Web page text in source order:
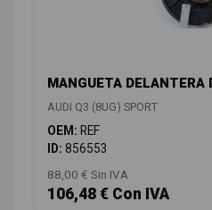
MANGUETA DELANTERA
AUDI Q3 (8UG) SPORT
OEM: REF
ID: 856553
88,00 € Sin IVA
106,48 € Con IVA